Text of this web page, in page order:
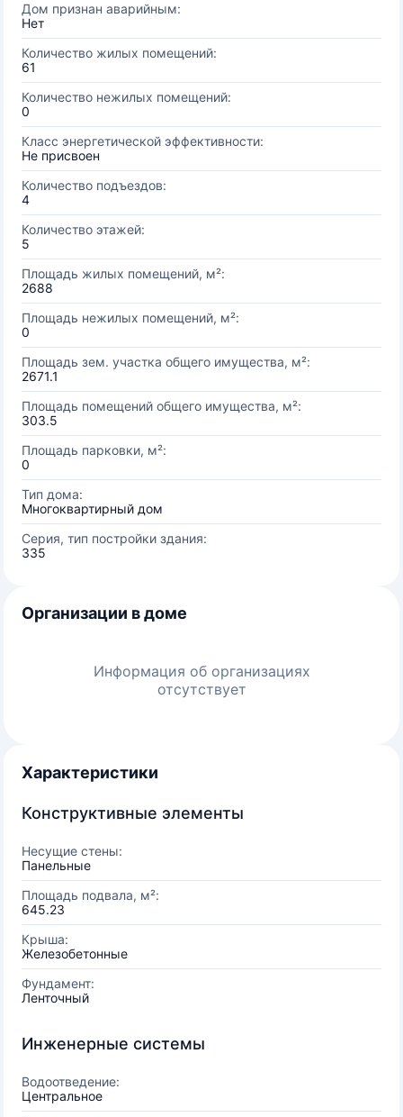
Дом признан аварийным:
Нет
Количество жилых помещений:
61
Количество нежилых помещений:
0
Класс энергетической эффективности:
Не присвоен
Количество подъездов:
4
Количество этажей:
5
Площадь жилых помещений, м²:
2688
Площадь нежилых помещений, м²:
0
Площадь зем. участка общего имущества, м²:
2671.1
Площадь помещений общего имущества, м²:
303.5
Площадь парковки, м²:
0
Тип дома:
Многоквартирный дом
Серия, тип постройки здания:
335
Организации в доме
Информация об организациях
отсутствует
Характеристики
Конструктивные элементы
Несущие стены:
Панельные
Площадь подвала, м²:
645.23
Крыша:
Железобетонные
Фундамент:
Ленточный
Инженерные системы
Водоотведение:
Центральное